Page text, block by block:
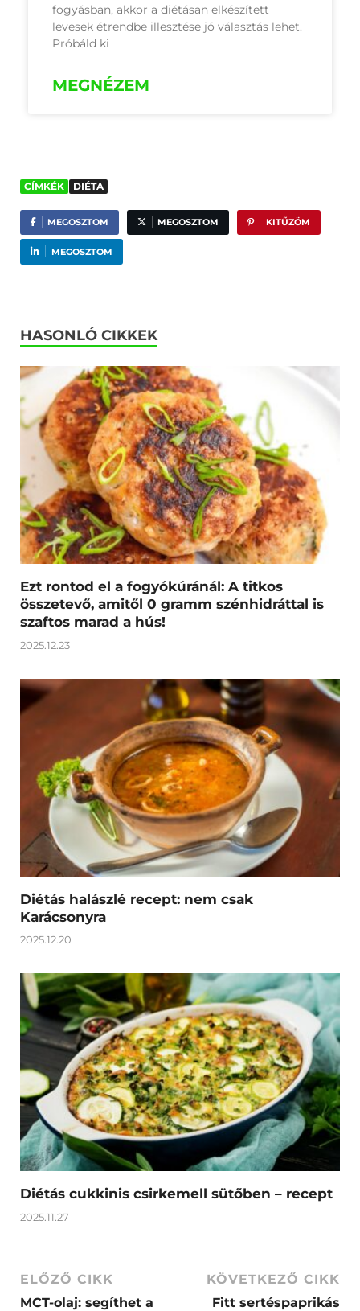
fogyásban, akkor a diétásan elkészített
levesek étrendbe illesztése jó választás lehet.
Próbáld ki
MEGNÉZEM
CÍMKÉK DIÉTA
MEGOSZTOM MEGOSZTOM KITŰZÖM
MEGOSZTOM
HASONLÓ CIKKEK
Ezt rontod el a fogyókúránál: A titkos
összetevő, amitől 0 gramm szénhidráttal is
szaftos marad a hús!
2025.12.23
Diétás halászlé recept: nem csak
Karácsonyra
2025.12.20
Diétás cukkinis csirkemell sütőben – recept
2025.11.27
ELŐZŐ CIKK
MCT-olaj: segíthet a
KÖVETKEZŐ CIKK
Fitt sertéspaprikás